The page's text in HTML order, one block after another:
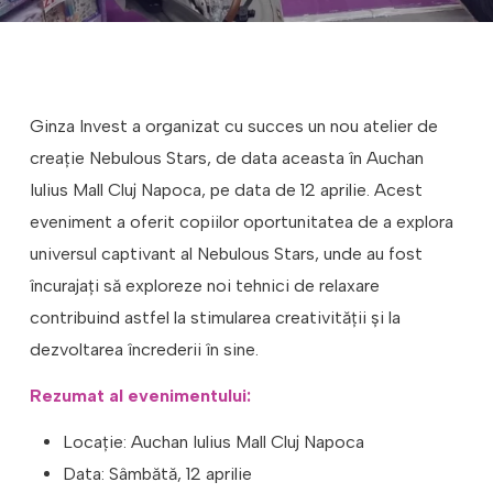
Ginza Invest a organizat cu succes un nou atelier de
creație Nebulous Stars, de data aceasta în Auchan
Iulius Mall Cluj Napoca, pe data de 12 aprilie. Acest
eveniment a oferit copiilor oportunitatea de a explora
universul captivant al Nebulous Stars, unde au fost
încurajaţi să exploreze noi tehnici de relaxare
contribuind astfel la stimularea creativităţii şi la
dezvoltarea încrederii în sine.
Rezumat al evenimentului:
Locație: Auchan Iulius Mall Cluj Napoca
⁠Data: Sâmbătă, 12 aprilie